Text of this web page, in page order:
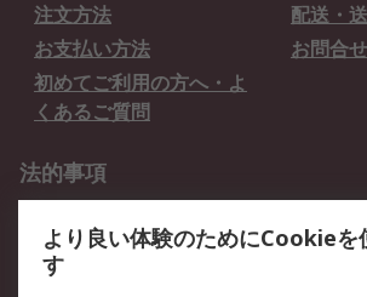
注文方法
配送・
お支払い方法
お問合せ
初めてご利用の方へ・よ
くあるご質問
法的事項
クッキーポリシー
より良い体験のためにCookieを
す